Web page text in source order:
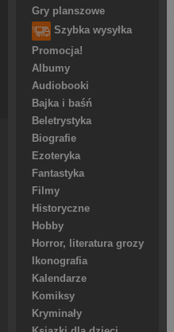
Gry planszowe
Szybka wysyłka
Promocja!
Albumy
Audiobooki
Bajka i baśń
Beletrystyka
Biografie
Ezoteryka
Fantastyka
Filmy
Historyczne
Hobby
Horror, literatura grozy
Ikonografia
Kalendarze
Komiksy
Kryminały